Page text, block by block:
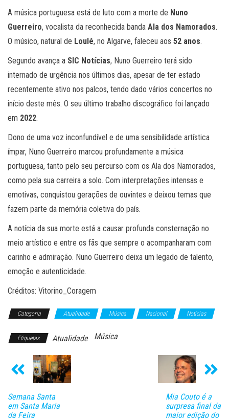
A música portuguesa está de luto com a morte de Nuno
Guerreiro, vocalista da reconhecida banda Ala dos Namorados.
O músico, natural de Loulé, no Algarve, faleceu aos 52 anos.
Segundo avança a SIC Notícias, Nuno Guerreiro terá sido
internado de urgência nos últimos dias, apesar de ter estado
recentemente ativo nos palcos, tendo dado vários concertos no
início deste mês. O seu último trabalho discográfico foi lançado
em 2022.
Dono de uma voz inconfundível e de uma sensibilidade artística
ímpar, Nuno Guerreiro marcou profundamente a música
portuguesa, tanto pelo seu percurso com os Ala dos Namorados,
como pela sua carreira a solo. Com interpretações intensas e
emotivas, conquistou gerações de ouvintes e deixou temas que
fazem parte da memória coletiva do país.
A notícia da sua morte está a causar profunda consternação no
meio artístico e entre os fãs que sempre o acompanharam com
carinho e admiração. Nuno Guerreiro deixa um legado de talento,
emoção e autenticidade.
Créditos: Vitorino_Coragem
Categoria Atualidade Música Nacional Notícias
Etiquetas Atualidade Música
Semana Santa
em Santa Maria
da Feira
Mia Couto é a
surpresa final da
maior edição do